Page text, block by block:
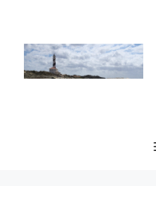
contingut